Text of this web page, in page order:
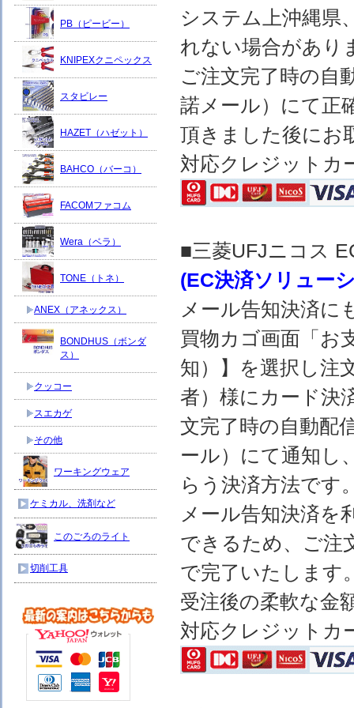
システム上沖縄県
れない場合があり
ご注文完了時の自
諾メール）にて正
頂きました後にお
対応クレジットカ
■三菱UFJニコス
(EC決済ソリュー
メール告知決済に
買物カゴ画面「お
知）】を選択し注
者）様にカード決
文完了時の自動配
ール）にて通知し
らう決済方法です
メール告知決済を
できるため、ご注
で完了いたします
受注後の柔軟な金
対応クレジットカ
PB（ピービー）
KNIPEXクニペックス
スタビレー
HAZET（ハゼット）
BAHCO（バーコ）
FACOMファコム
Wera（ベラ）
TONE（トネ）
ANEX（アネックス）
BONDHUS（ボンダ
ス）
クッコー
スエカゲ
その他
ワーキングウェア
ケミカル、洗剤など
このごろのライト
切削工具